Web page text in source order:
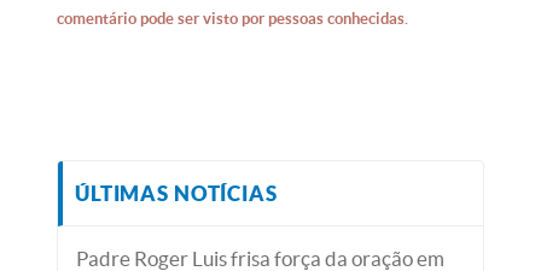
comentário pode ser visto por pessoas conhecidas.
ÚLTIMAS NOTÍCIAS
Padre Roger Luis frisa força da oração em